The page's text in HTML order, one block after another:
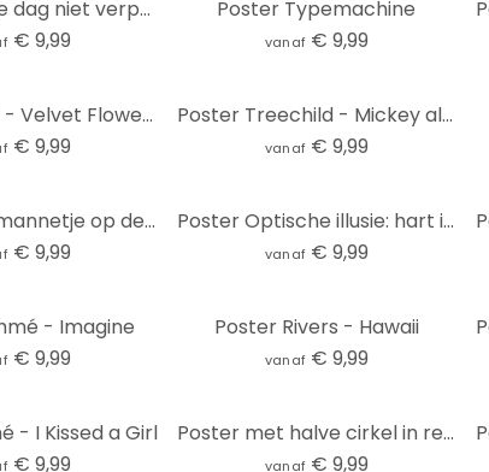
Poster Laat je dag niet verpesten door idioten | Motiverende slogan - Prints by Ayleen
€ 9,99
Poster Typemachine
vanaf € 9,99
Poster Annie - Velvet Flowers
€ 9,99
Poster Treechild - Mickey als Astronaut
vanaf € 9,99
Poster Zandmannetje op de Fiets
€ 9,99
Poster Optische illusie: hart in pixelstijl - Kerr-Dineen
vanaf € 9,99
- Imagine
€ 9,99
Poster Rivers - Hawaii
vanaf € 9,99
- I Kissed a Girl
€ 9,99
Poster met halve cirkel in retrostijl - Bloomery Decor
vanaf € 9,99